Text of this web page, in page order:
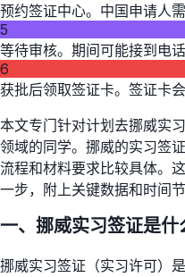
预约签证中心。中国申请人
5
等待审核。期间可能接到电
6
获批后领取签证卡。签证卡
本文专门针对计划去挪威实
领域的同学。挪威的实习签
流程和材料要求比较具体。
一步，附上关键数据和时间
一、挪威实习签证是什
挪威实习签证（实习许可）